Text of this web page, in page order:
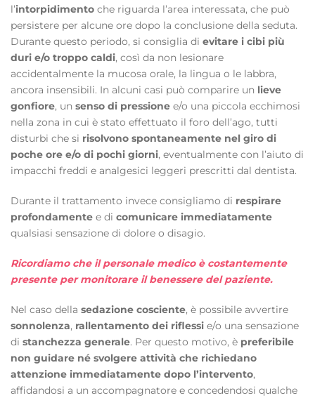
l’intorpidimento che riguarda l’area interessata, che può
persistere per alcune ore dopo la conclusione della seduta.
Durante questo periodo, si consiglia di evitare i cibi più
duri e/o troppo caldi, così da non lesionare
accidentalmente la mucosa orale, la lingua o le labbra,
ancora insensibili. In alcuni casi può comparire un lieve
gonfiore, un senso di pressione e/o una piccola ecchimosi
nella zona in cui è stato effettuato il foro dell’ago, tutti
disturbi che si risolvono spontaneamente nel giro di
poche ore e/o di pochi giorni, eventualmente con l’aiuto di
impacchi freddi e analgesici leggeri prescritti dal dentista.
Durante il trattamento invece consigliamo di respirare
profondamente e di comunicare immediatamente
qualsiasi sensazione di dolore o disagio.
Ricordiamo che il personale medico è costantemente
presente per monitorare il benessere del paziente.
Nel caso della sedazione cosciente, è possibile avvertire
sonnolenza, rallentamento dei riflessi e/o una sensazione
di stanchezza generale. Per questo motivo, è preferibile
non guidare né svolgere attività che richiedano
attenzione immediatamente dopo l’intervento,
affidandosi a un accompagnatore e concedendosi qualche